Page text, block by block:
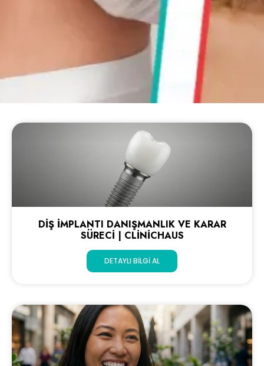
DIŞ İMPLANTI DANIŞMANLIK VE KARAR
SÜRECI | CLINICHAUS
DETAYLI BILGI AL